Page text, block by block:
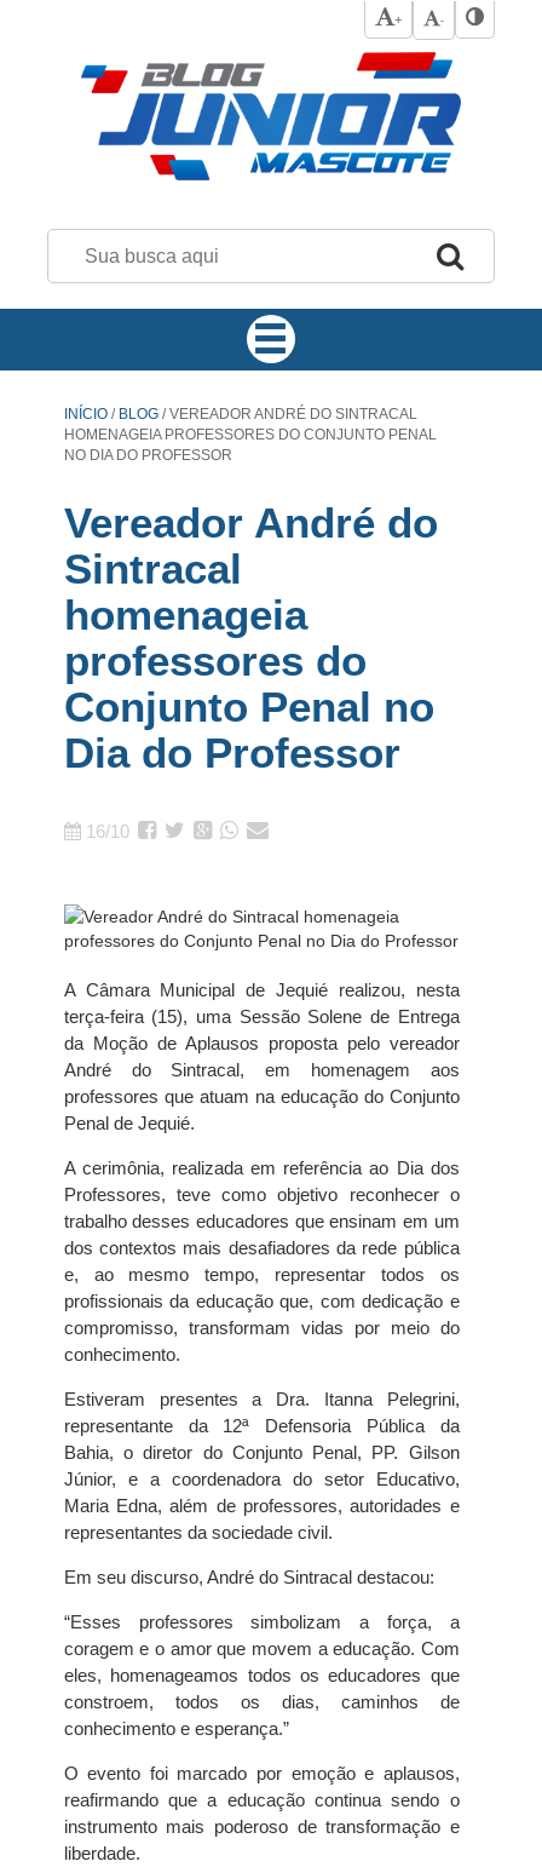
+ -
INÍCIO / BLOG /VEREADOR ANDRÉ DO SINTRACAL
HOMENAGEIA PROFESSORES DO CONJUNTO PENAL
NO DIA DO PROFESSOR
Vereador André do
Sintracal
homenageia
professores do
Conjunto Penal no
Dia do Professor
16/10
A Câmara Municipal de Jequié realizou, nesta
terça-feira (15), uma Sessão Solene de Entrega
da Moção de Aplausos proposta pelo vereador
André do Sintracal, em homenagem aos
professores que atuam na educação do Conjunto
Penal de Jequié.
A cerimônia, realizada em referência ao Dia dos
Professores, teve como objetivo reconhecer o
trabalho desses educadores que ensinam em um
dos contextos mais desafiadores da rede pública
e, ao mesmo tempo, representar todos os
profissionais da educação que, com dedicação e
compromisso, transformam vidas por meio do
conhecimento.
Estiveram presentes a Dra. Itanna Pelegrini,
representante da 12ª Defensoria Pública da
Bahia, o diretor do Conjunto Penal, PP. Gilson
Júnior, e a coordenadora do setor Educativo,
Maria Edna, além de professores, autoridades e
representantes da sociedade civil.
Em seu discurso, André do Sintracal destacou:
“Esses professores simbolizam a força, a
coragem e o amor que movem a educação. Com
eles, homenageamos todos os educadores que
constroem, todos os dias, caminhos de
conhecimento e esperança.”
O evento foi marcado por emoção e aplausos,
reafirmando que a educação continua sendo o
instrumento mais poderoso de transformação e
liberdade.